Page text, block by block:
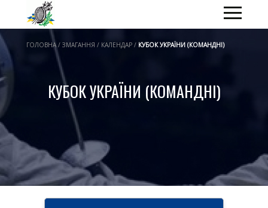
ГОЛОВНА / ЗМАГАННЯ / КАЛЕНДАР / КУБОК УКРАЇНИ (КОМАНДНІ)
КУБОК УКРАЇНИ (КОМАНДНІ)